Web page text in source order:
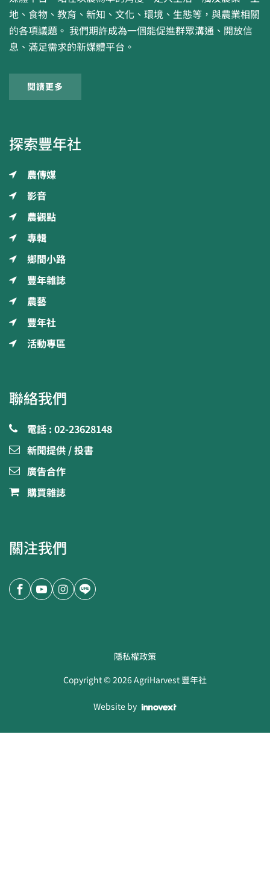
地、食物、教育、新知、文化、環境、生態等，與農業相關
的各項議題。 我們期許成為一個能促進群眾溝通、開放信
息、滿足需求的新媒體平台。
閱讀更多
探索豐年社
農傳媒
影音
農觀點
專輯
鄉間小路
豐年雜誌
農藝
豐年社
活動專區
聯絡我們
電話 : 02-23628148
新聞提供 / 投書
廣告合作
購買雜誌
關注我們
隱私權政策
Copyright ©2026AgriHarvest 豐年社
Website by